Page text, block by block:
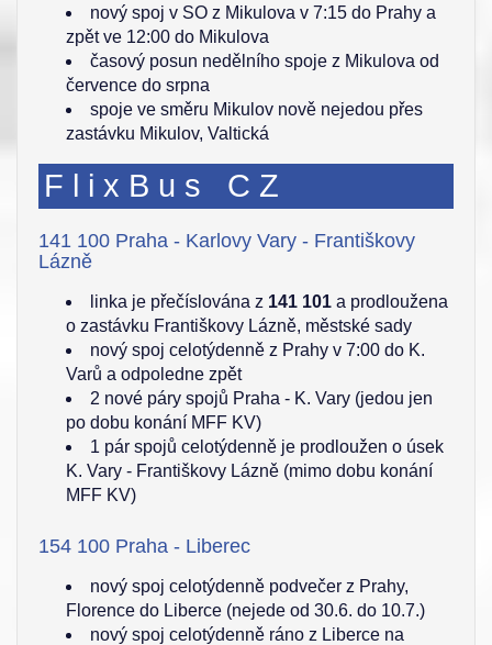
nový spoj v SO z Mikulova v 7:15 do Prahy a
zpět ve 12:00 do Mikulova
časový posun nedělního spoje z Mikulova od
července do srpna
spoje ve směru Mikulov nově nejedou přes
zastávku Mikulov, Valtická
FlixBus CZ
141 100 Praha - Karlovy Vary - Františkovy
Lázně
linka je přečíslována z 141 101 a prodloužena
o zastávku Františkovy Lázně, městské sady
nový spoj celotýdenně z Prahy v 7:00 do K.
Varů a odpoledne zpět
2 nové páry spojů Praha - K. Vary (jedou jen
po dobu konání MFF KV)
1 pár spojů celotýdenně je prodloužen o úsek
K. Vary - Františkovy Lázně (mimo dobu konání
MFF KV)
154 100 Praha - Liberec
nový spoj celotýdenně podvečer z Prahy,
Florence do Liberce (nejede od 30.6. do 10.7.)
nový spoj celotýdenně ráno z Liberce na